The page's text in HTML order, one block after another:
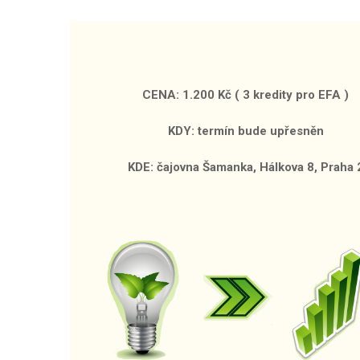
CENA: 1.200 Kč ( 3 kredity pro EFA )
KDY: termín bude upřesněn
KDE: čajovna Šamanka, Hálkova 8, Praha